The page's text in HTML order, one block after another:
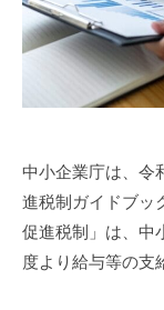
中小企業庁は、令
進税制ガイドブッ
促進税制」は、中
度より給与等の